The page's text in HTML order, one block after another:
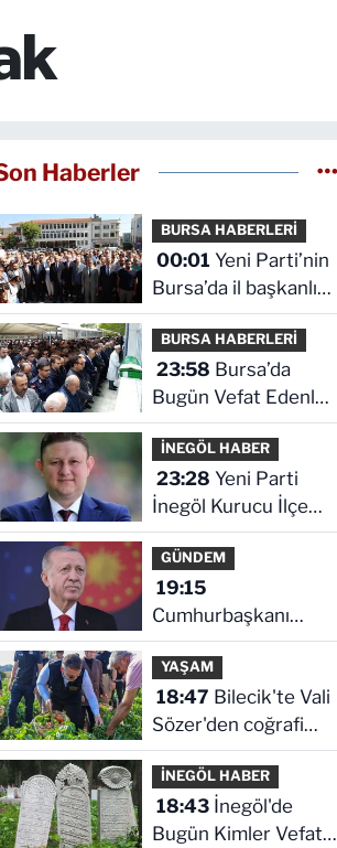
Haberler
BURSA HABERLERİ
00:01 Yeni Parti’nin
Bursa’da il başkanlığı
ve yönetim kurulu
belli oldu
BURSA HABERLERİ
23:58
Bugün Vefat Edenler
Kimler? | 05 Ağustos
2026 Çarşamba
İNEGÖL HABER
23:28 Yeni Parti
İnegöl Kurucu İlçe
Başkanı Erkan
Dönmez Oldu
GÜNDEM
19:15
Cumhurbaşkanı
Erdoğan'dan
'Terörsüz Türkiye'
mesajı
YAŞAM
18:47
Sözer'den coğrafi
işaretli Kamber
Biberi hasadı
İNEGÖL HABER
18:43
Bugün Kimler Vefat